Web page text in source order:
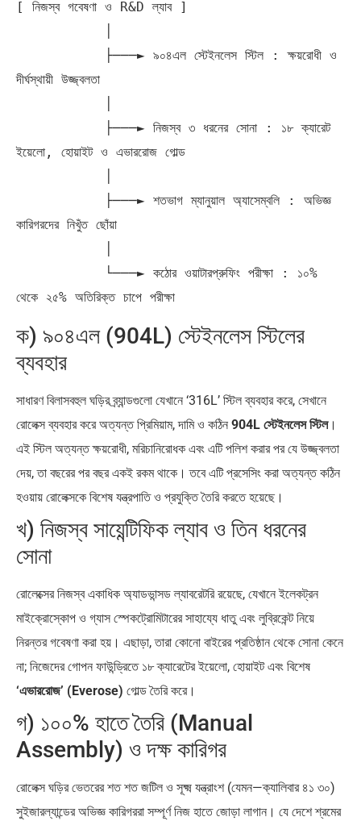
[ নিজস্ব গবেষণা ও R&D ল্যাব ]
দীর্ঘস্থায়ী উজ্জ্বলতা
ইয়েলো, হোয়াইট ও এভাররোজ গোল্ড
কারিগরদের নিখুঁত ছোঁয়া
ক) ৯০৪এল (904L) স্টেইনলেস স্টিলের
ব্যবহার
সাধারণ বিলাসবহুল ঘড়ির ব্র্যান্ডগুলো যেখানে ‘316L’ স্টিল ব্যবহার করে, সেখানে
রোলেক্স ব্যবহার করে অত্যন্ত প্রিমিয়াম, দামি ও কঠিন 904L স্টেইনলেস স্টিল।
এই স্টিল অত্যন্ত ক্ষয়রোধী, মরিচানিরোধক এবং এটি পলিশ করার পর যে উজ্জ্বলতা
দেয়, তা বছরের পর বছর একই রকম থাকে। তবে এটি প্রসেসিং করা অত্যন্ত কঠিন
হওয়ায় রোলেক্সকে বিশেষ যন্ত্রপাতি ও প্রযুক্তি তৈরি করতে হয়েছে।
খ) নিজস্ব সায়েন্টিফিক ল্যাব ও তিন ধরনের
সোনা
রোলেক্সের নিজস্ব একাধিক অ্যাডভান্সড ল্যাবরেটরি রয়েছে, যেখানে ইলেকট্রন
মাইক্রোস্কোপ ও গ্যাস স্পেকট্রোমিটারের সাহায্যে ধাতু এবং লুব্রিকেন্ট নিয়ে
নিরন্তর গবেষণা করা হয়। এছাড়া, তারা কোনো বাইরের প্রতিষ্ঠান থেকে সোনা কেনে
না; নিজেদের গোপন ফাউন্ড্রিতে ১৮ ক্যারেটের ইয়েলো, হোয়াইট এবং বিশেষ
‘এভাররোজ’ (Everose) গোল্ড তৈরি করে।
গ) ১০০% হাতে তৈরি (Manual
Assembly) ও দক্ষ কারিগর
রোলেক্স ঘড়ির ভেতরের শত শত জটিল ও সূক্ষ্ম যন্ত্রাংশ (যেমন—ক্যালিবার ৪১ ৩০)
সুইজারল্যান্ডের অভিজ্ঞ কারিগররা সম্পূর্ণ নিজ হাতে জোড়া লাগান। যে দেশে শ্রমের